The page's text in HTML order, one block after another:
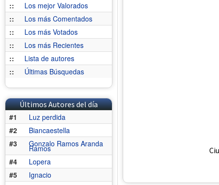
::
Los mejor Valorados
::
Los más Comentados
::
Los más Votados
::
Los más Recientes
::
Lista de autores
::
Últimas Búsquedas
Últimos Autores del día
#1
Luz perdida
#2
Biancaestella
#3
Gonzalo Ramos Aranda
Ramos
#4
Lopera
#5
Ignacio